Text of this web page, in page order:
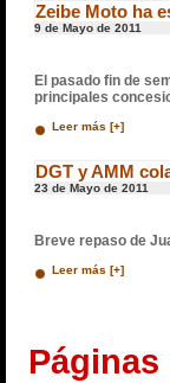
Zeibe Moto ha
9 de Mayo de 2011
El pasado fin de
principales
Leer más [+]
DGT y AMM
23 de Mayo de 2011
Breve repaso de
Leer más [+]
Páginas